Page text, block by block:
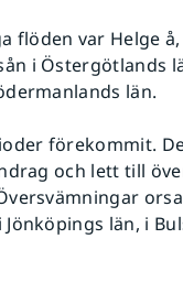
var Helge å,
i Östergötlands
län.
förekommit.
och lett till
län, i